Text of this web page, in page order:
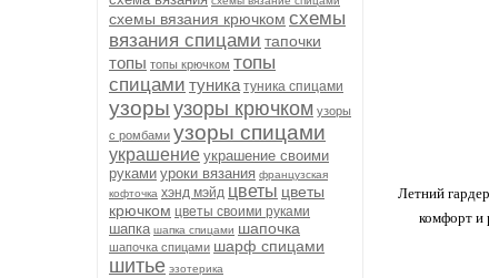
схемы вязания крючком схемы
вязания спицами тапочки
топы топы крючком топы
спицами туника туника спицами
узоры узоры крючком узоры
с ромбами узоры спицами
украшение украшение своими
руками уроки вязания французская
кофточка хэнд мэйд цветы цветы
крючком цветы своими руками
шапка шапка спицами шапочка
шапочка спицами шарф спицами
шитье эзотерика
Летний
комфорт и